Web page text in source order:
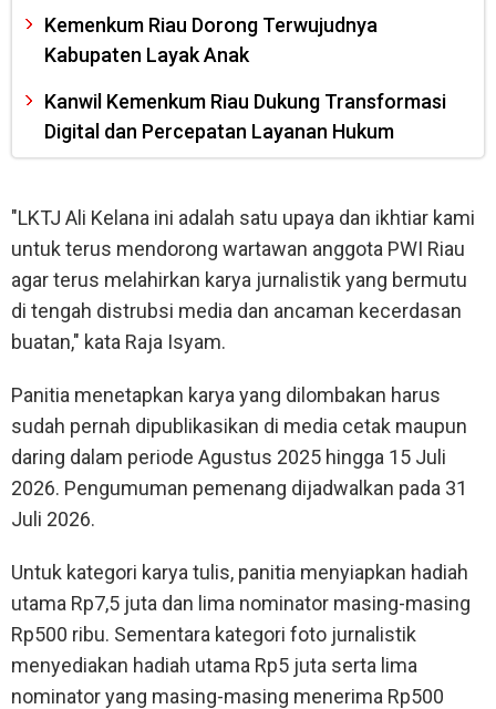
Kemenkum Riau Dorong Terwujudnya
Kabupaten Layak Anak
Kanwil Kemenkum Riau Dukung Transformasi
Digital dan Percepatan Layanan Hukum
"LKTJ Ali Kelana ini adalah satu upaya dan ikhtiar kami
untuk terus mendorong wartawan anggota PWI Riau
agar terus melahirkan karya jurnalistik yang bermutu
di tengah distrubsi media dan ancaman kecerdasan
buatan," kata Raja Isyam.
Panitia menetapkan karya yang dilombakan harus
sudah pernah dipublikasikan di media cetak maupun
daring dalam periode Agustus 2025 hingga 15 Juli
2026. Pengumuman pemenang dijadwalkan pada 31
Juli 2026.
Untuk kategori karya tulis, panitia menyiapkan hadiah
utama Rp7,5 juta dan lima nominator masing-masing
Rp500 ribu. Sementara kategori foto jurnalistik
menyediakan hadiah utama Rp5 juta serta lima
nominator yang masing-masing menerima Rp500